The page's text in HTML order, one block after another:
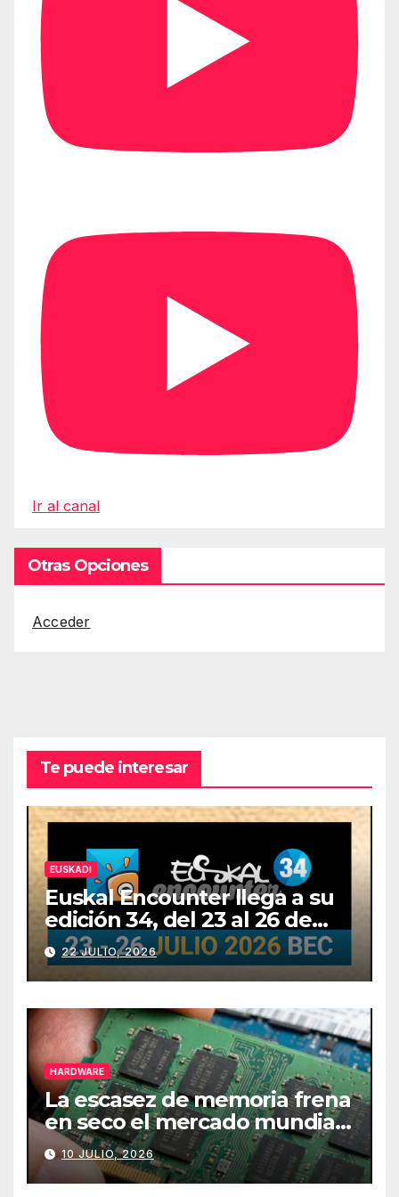
Ir al canal
Otras Opciones
Acceder
Te puede interesar
EUSKADI
Euskal Encounter llega a su
edición 34, del 23 al 26 de
julio
22 JULIO, 2026
HARDWARE
La escasez de memoria frena
en seco el mercado mundial
de PCs
10 JULIO, 2026